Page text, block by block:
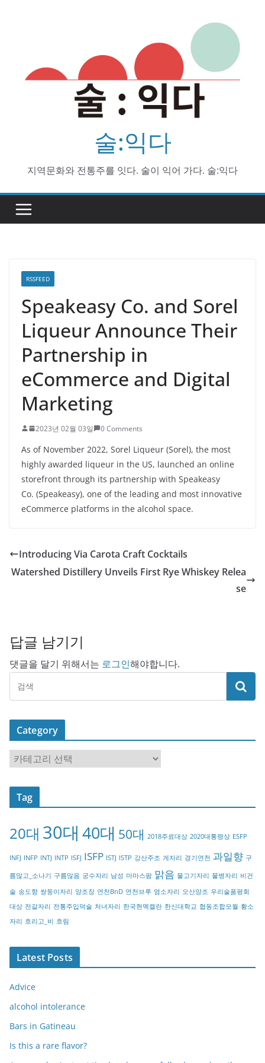
술:익다
지역문화와 전통주를 잇다. 술이 익어 가다. 술:익다
RSSFEED
Speakeasy Co. and Sorel
Liqueur Announce Their
Partnership in
eCommerce and Digital
Marketing
2023년 02월 03일 0 Comments
As of November 2022, Sorel Liqueur (Sorel), the most
highly awarded liqueur in the US, launched an online
storefront through its partnership with Speakeasy
Co. (Speakeasy), one of the leading and most innovative
eCommerce platforms in the alcohol space.
Introducing Via Carota Craft Cocktails
Watershed Distillery Unveils First Rye Whiskey Relea
se
답글 남기기
댓글을 달기 위해서는 로그인해야합니다.
Category
a
t
o
y
Tag
20대 30대 40대 50대 2018주료대상 2020대통령상 ESFP
INFJ INFP INTJ INTP ISFJ ISFP ISTJ ISTP 강산주조 게자리 경기연천 과일향 구
름많고_소나기 구름많음 궁수자리 남성 마마스팜 맑음 물고기자리 물병자리 비건
술 송도향 쌍둥이자리 양조장 연천BnD 연천브루 염소자리 오산양조 우리술품평회
대상 전갈자리 전통주입덕술 처녀자리 한국현멕켈란 한신대학교 협동조합모월 황소
자리 흐리고_비 흐림
Latest Posts
Advice
alcohol intolerance
Bars in Gatineau
Is this a rare flavor?